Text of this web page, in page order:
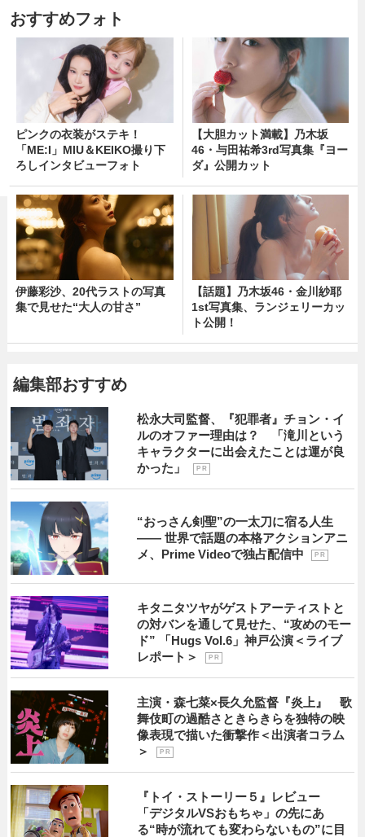
おすすめフォト
ピンクの衣装がステキ！
「ME:I」MIU＆KEIKO撮り下
ろしインタビューフォト
【大胆カット満載】乃木坂
46・与田祐希3rd写真集『ヨー
ダ』公開カット
伊藤彩沙、20代ラストの写真
集で見せた“大人の甘さ”
【話題】乃木坂46・金川紗耶
1st写真集、ランジェリーカッ
ト公開！
編集部おすすめ
松永大司監督、『犯罪者』チョン・イ
ルのオファー理由は？ 「滝川という
キャラクターに出会えたことは運が良
かった」
P R
“おっさん剣聖”の一太刀に宿る人生
―― 世界で話題の本格アクションアニ
メ、Prime Videoで独占配信中
P R
キタニタツヤがゲストアーティストと
の対バンを通して見せた、“攻めのモー
ド” 「Hugs Vol.6」神戸公演＜ライブ
レポート＞
P R
主演・森七菜×長久允監督『炎上』 歌
舞伎町の過酷さときらきらを独特の映
像表現で描いた衝撃作＜出演者コラム
＞
P R
『トイ・ストーリー５』レビュー
「デジタルVSおもちゃ」の先にあ
る“時が流れても変わらないもの”に目